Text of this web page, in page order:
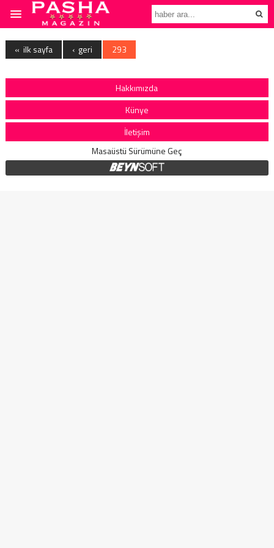
« ilk sayfa ‹ geri 293
Hakkımızda
Künye
İletişim
Masaüstü Sürümüne Geç